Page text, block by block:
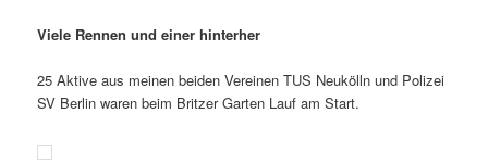
Viele Rennen und einer hinterher
25 Aktive aus meinen beiden Vereinen TUS Neukölln und Polizei
SV Berlin waren beim Britzer Garten Lauf am Start.